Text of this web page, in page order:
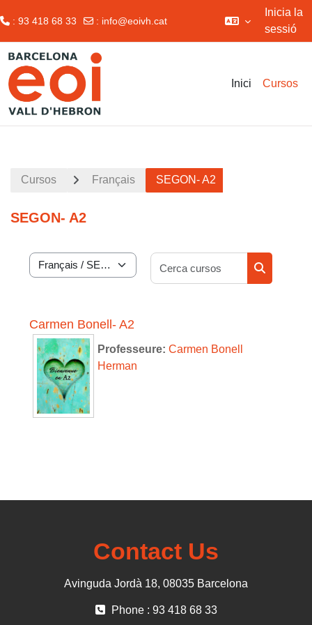
: 93 418 68 33 : info@eoivh.cat
Inicia la
sessió
Inici Cursos
Cursos Français SEGON- A2
SEGON- A2
Categories de cursos
Cerca cursos
Carmen Bonell- A2
Professeure:Carmen Bonell
Herman
Contact Us
Avinguda Jordà 18, 08035 Barcelona
Phone : 93 418 68 33